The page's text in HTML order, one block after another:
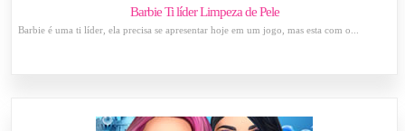
Barbie Ti líder Limpeza de Pele
Barbie é uma ti líder, ela precisa se apresentar hoje em um jogo, mas esta com o...